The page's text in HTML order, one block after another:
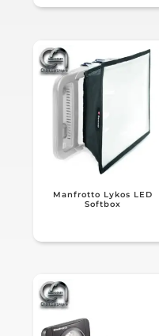
Manfrotto Lykos LED
Softbox